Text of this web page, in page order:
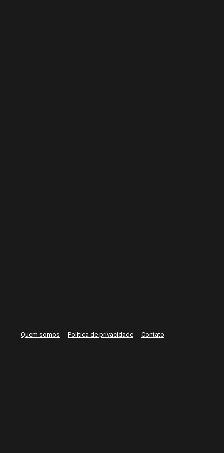
Quem somos Política de privacidade Contato